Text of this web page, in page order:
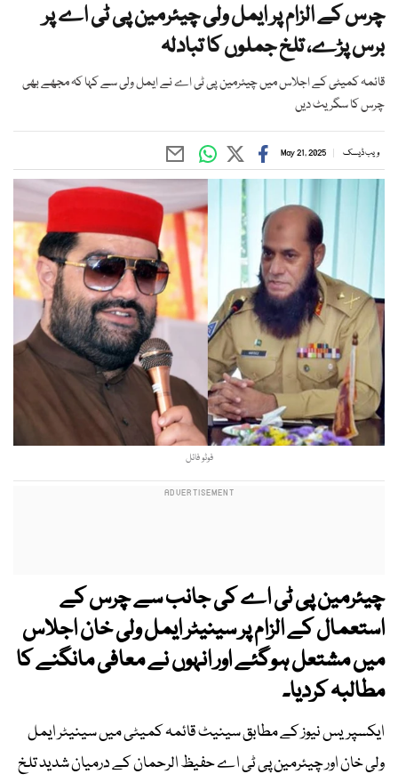
چرس کے الزام پر ایمل ولی چیئرمین پی ٹی اے پر
برس پڑے، تلخ جملوں کا تبادلہ
قائمہ کمیٹی کے اجلاس میں چیئرمین پی ٹی اے نے ایمل ولی سے کہا کہ مجھے بھی
چرس کا سگریٹ دیں
ویب ڈیسک May 21, 2025
فوٹو فائل
چیئرمین پی ٹی اے کی جانب سے چرس کے
استعمال کے الزام پر سینیٹر ایمل ولی خان اجلاس
میں مشتعل ہوگئے اور انہوں نے معافی مانگنے کا
مطالبہ کردیا۔
ایکسپریس نیوز کے مطابق سینیٹ قائمہ کمیٹی میں سینیٹر ایمل
ولی خان اور چیئرمین پی ٹی اے حفیظ الرحمان کے درمیان شدید تلخ